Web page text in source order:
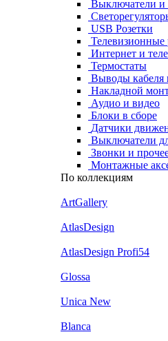
Выключатели и
USB Розетки
Телевизионные
Интернет и
Термостаты
Выводы кабеля
Накладной
Аудио и видео
Блоки в сборе
Датчики
Выключатели
Звонки и
Монтажные
По коллекциям
ArtGallery
AtlasDesign
AtlasDesign Profi54
Glossa
Unica New
Blanca